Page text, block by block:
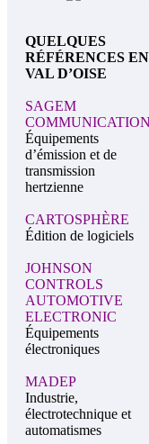
QUELQUES
RÉFÉRENCES EN
VAL D’OISE
SAGEM
COMMUNICATION
Équipements
d’émission et de
transmission
hertzienne
CARTOSPHÈRE
Édition de logiciels
JOHNSON
CONTROLS
AUTOMOTIVE
ELECTRONIC
Équipements
électroniques
MADEP
Industrie,
électrotechnique et
automatismes